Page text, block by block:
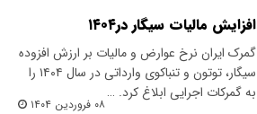
افزایش مالیات سیگار در۱۴۰۴
گمرک ایران نرخ عوارض و مالیات بر ارزش افزوده
سیگار، توتون و تنباکوی وارداتی در سال ۱۴۰۴ را
به گمرکات اجرایی ابلاغ کرد. …
۰۸ فروردین ۱۴۰۴